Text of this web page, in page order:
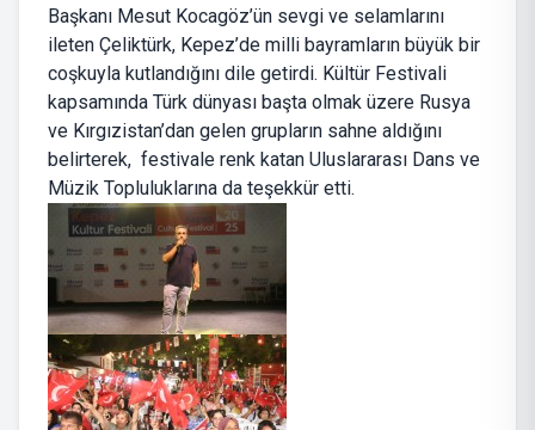
Başkanı Mesut Kocagöz’ün sevgi ve selamlarını
ileten Çeliktürk, Kepez’de milli bayramların büyük bir
coşkuyla kutlandığını dile getirdi. Kültür Festivali
kapsamında Türk dünyası başta olmak üzere Rusya
ve Kırgızistan’dan gelen grupların sahne aldığını
belirterek, festivale renk katan Uluslararası Dans ve
Müzik Topluluklarına da teşekkür etti.